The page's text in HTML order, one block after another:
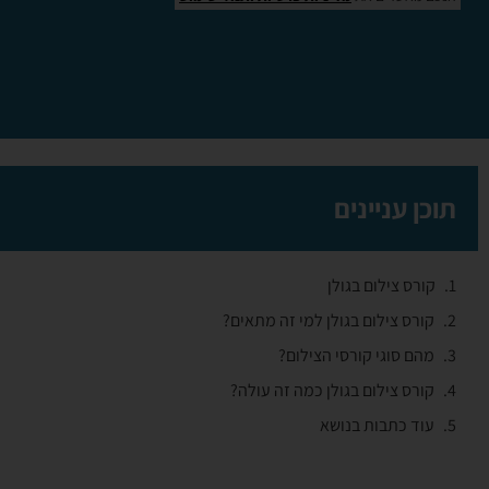
תוכן עניינים
קורס צילום בגולן
קורס צילום בגולן למי זה מתאים?
מהם סוגי קורסי הצילום?
קורס צילום בגולן כמה זה עולה?
עוד כתבות בנושא